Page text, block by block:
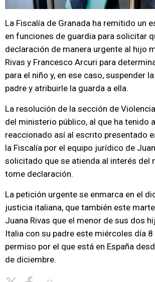
La Fiscalía de Granada ha remitido un
en funciones de guardia para solicitar
declaración de manera urgente al hijo
Rivas y Francesco Arcuri para
para el niño y, en ese caso, suspender
padre y atribuirle la guarda a ella.
La resolución de la sección de
del ministerio público, al que ha tenido
reaccionado así al escrito presentado
la Fiscalía por el equipo jurídico de
solicitado que se atienda al interés del
tome declaración.
La petición urgente se enmarca en el
justicia italiana, que también este
Juana Rivas que el menor de sus dos
Italia con su padre este miércoles día
permiso por el que está en España
de diciembre.